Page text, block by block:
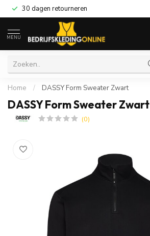
30 dagen retourneren
MENU
Home / DASSY Form Sweater Zwart
DASSY Form Sweater Zwart
(0)